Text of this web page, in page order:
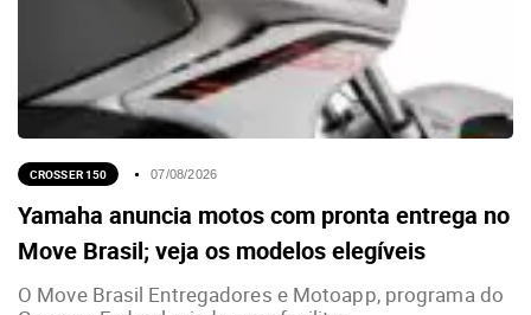
CROSSER 150 07/08/2026
Yamaha anuncia motos com pronta entrega no
Move Brasil; veja os modelos elegíveis
O Move Brasil Entregadores e Motoapp, programa do